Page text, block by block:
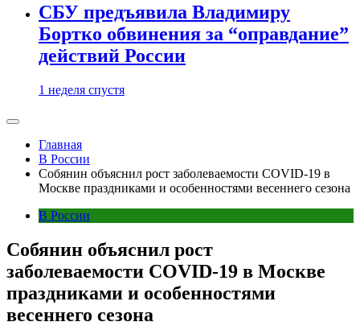
СБУ предъявила Владимиру
Бортко обвинения за “оправдание”
действий России
1 неделя спустя
Главная
В России
Собянин объяснил рост заболеваемости COVID-19 в
Москве праздниками и особенностями весеннего сезона
В России
Собянин объяснил рост
заболеваемости COVID-19 в Москве
праздниками и особенностями
весеннего сезона